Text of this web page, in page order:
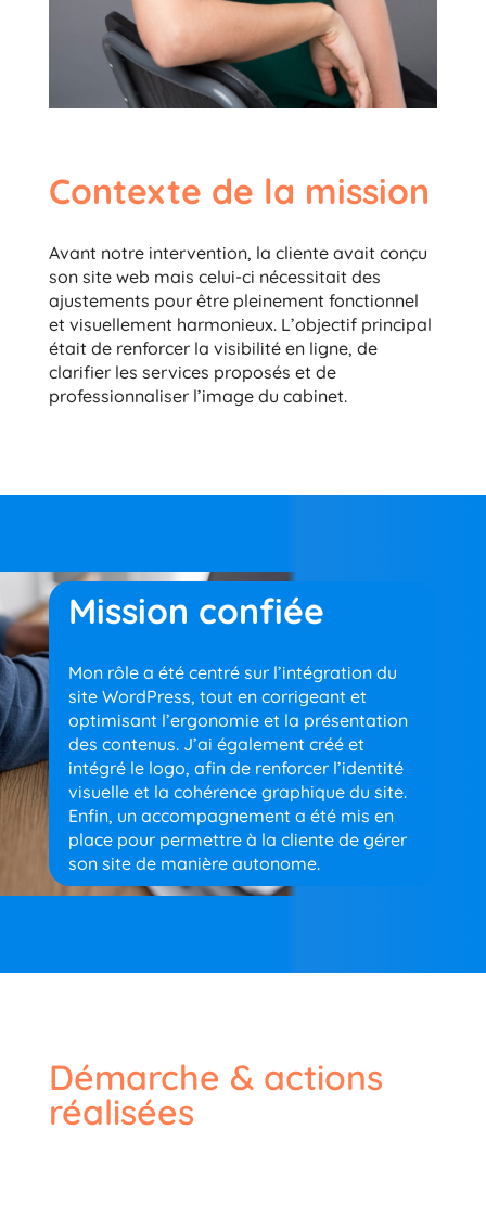
Contexte de la mission
Avant notre intervention, la cliente avait conçu
son site web mais celui-ci nécessitait des
ajustements pour être pleinement fonctionnel
et visuellement harmonieux. L’objectif principal
était de renforcer la visibilité en ligne, de
clarifier les services proposés et de
professionnaliser l’image du cabinet.
Mission confiée
Mon rôle a été centré sur l’intégration du
site WordPress, tout en corrigeant et
optimisant l’ergonomie et la présentation
des contenus. J’ai également créé et
intégré le logo, afin de renforcer l’identité
visuelle et la cohérence graphique du site.
Enfin, un accompagnement a été mis en
place pour permettre à la cliente de gérer
son site de manière autonome.
Démarche & actions
réalisées